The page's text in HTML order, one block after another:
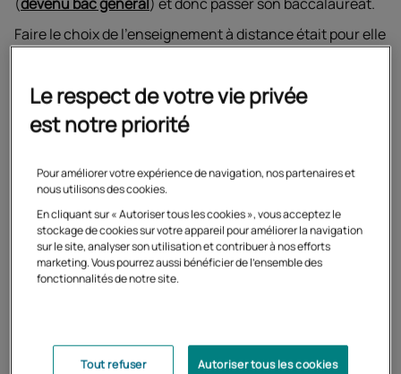
Faire le choix de l'enseignement à distance était pour elle
comprendre le mieux possible.
Le respect de votre vie privée
est notre priorité
Pour améliorer votre expérience de navigation, nos partenaires et
nous utilisons des cookies.
En cliquant sur « Autoriser tous les cookies », vous acceptez le
stockage de cookies sur votre appareil pour améliorer la navigation
sur le site, analyser son utilisation et contribuer à nos efforts
marketing. Vous pourrez aussi bénéficier de l'ensemble des
fonctionnalités de notre site.
Tout refuser Autoriser tous les cookies